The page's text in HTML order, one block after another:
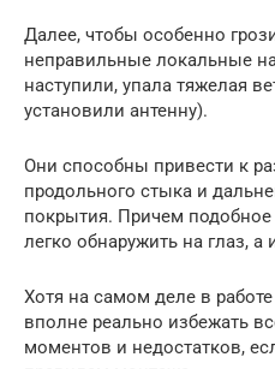
Далее, чтобы особенно
неправильные локальные
наступили, упала тяжелая
установили антенну).
Они способны привести к
продольного стыка и
покрытия. Причем подобное
легко обнаружить на глаз,
Хотя на самом деле в
вполне реально избежать
моментов и недостатков,